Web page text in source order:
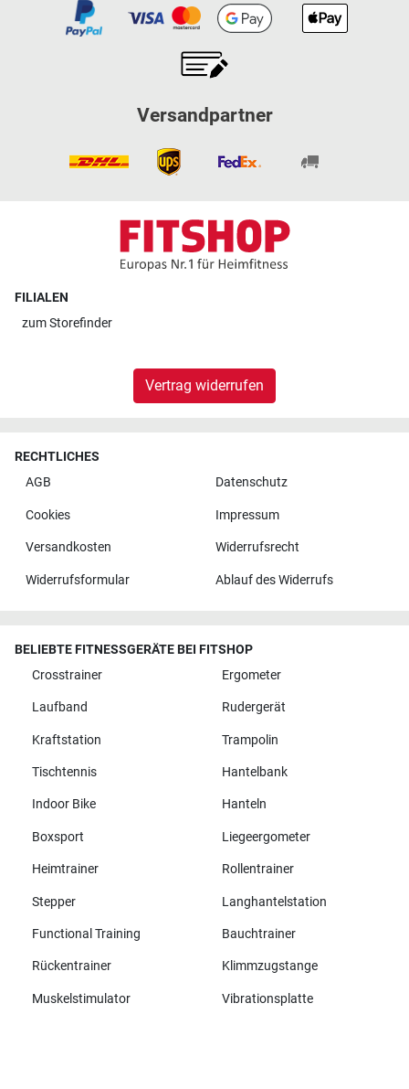
Versandpartner
FILIALEN
zumStorefinder
Vertrag widerrufen
RECHTLICHES
AGB
Datenschutz
Cookies Impressum
Versandkosten Widerrufsrecht
Widerrufsformular Ablauf des Widerrufs
BELIEBTE FITNESSGERÄTE BEI FITSHOP
Crosstrainer
Ergometer
Laufband Rudergerät
Kraftstation Trampolin
Tischtennis Hantelbank
Indoor Bike Hanteln
Boxsport Liegeergometer
Heimtrainer Rollentrainer
Stepper Langhantelstation
Functional Training Bauchtrainer
Rückentrainer Klimmzugstange
Muskelstimulator Vibrationsplatte